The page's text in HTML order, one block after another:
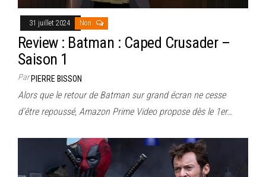
31 juillet 2024 Non
Review : Batman : Caped Crusader –
Saison 1
ParPIERRE BISSON
Alors que le retour de Batman sur grand écran ne cesse
d’être repoussé, Amazon Prime Video propose dès le 1er…